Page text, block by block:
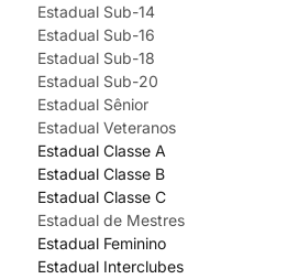
Estadual Sub-14
Estadual Sub-16
Estadual Sub-18
Estadual Sub-20
Estadual Sênior
Estadual Veteranos
Estadual Classe A
Estadual Classe B
Estadual Classe C
Estadual de Mestres
Estadual Feminino
Estadual Interclubes